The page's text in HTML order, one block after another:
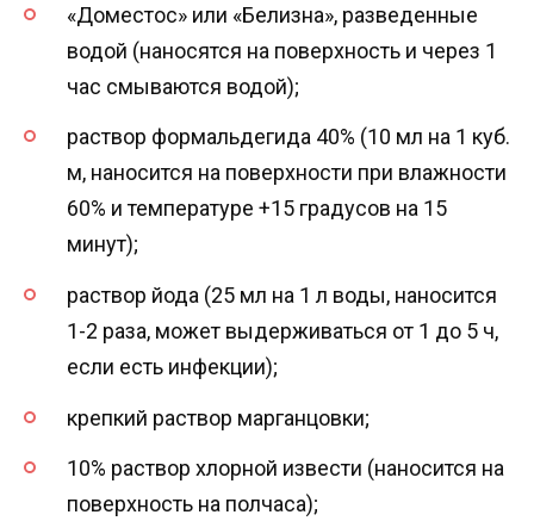
«Доместос» или «Белизна», разведенные
водой (наносятся на поверхность и через 1
час смываются водой);
раствор формальдегида 40% (10 мл на 1 куб.
м, наносится на поверхности при влажности
60% и температуре +15 градусов на 15
минут);
раствор йода (25 мл на 1 л воды, наносится
1-2 раза, может выдерживаться от 1 до 5 ч,
если есть инфекции);
крепкий раствор марганцовки;
10% раствор хлорной извести (наносится на
поверхность на полчаса);